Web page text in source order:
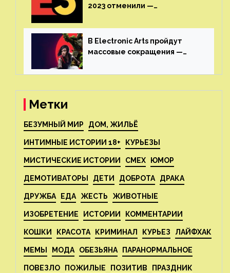
2023 отменили —
выставка не вернется
В Electronic Arts пройдут
массовые сокращения —
реструктуризацию
Метки
БЕЗУМНЫЙ МИР ДОМ, ЖИЛЬЁ
ИНТИМНЫЕ ИСТОРИИ 18+ КУРЬЕЗЫ
МИСТИЧЕСКИЕ ИСТОРИИ СМЕХ ЮМОР
ДЕМОТИВАТОРЫ ДЕТИ ДОБРОТА ДРАКА
ДРУЖБА ЕДА ЖЕСТЬ ЖИВОТНЫЕ
ИЗОБРЕТЕНИЕ ИСТОРИИ КОММЕНТАРИИ
КОШКИ КРАСОТА КРИМИНАЛ КУРЬЕЗ ЛАЙФХАК
МЕМЫ МОДА ОБЕЗЬЯНА ПАРАНОРМАЛЬНОЕ
ПОВЕЗЛО ПОЖИЛЫЕ ПОЗИТИВ ПРАЗДНИК